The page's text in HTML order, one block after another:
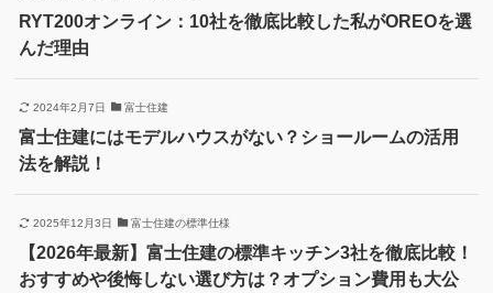
RYT200オンライン：10社を徹底比較した私がOREOを選
んだ理由
2024年2月7日 富士住建
富士住建にはモデルハウスがない？ショールームの活用
法を解説！
2025年12月3日 富士住建の標準仕様
【2026年最新】富士住建の標準キッチン3社を徹底比較！
おすすめや後悔しない選び方は？オプション費用も大公